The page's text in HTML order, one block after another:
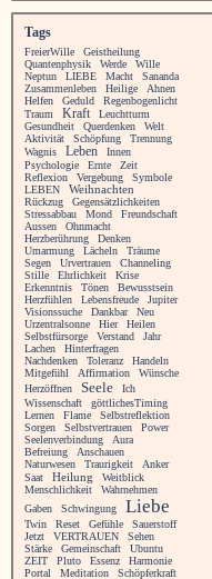
Tags
FreierWille
Geistheilung
Quantenphysik
Werde
Wille
Neptun
LIEBE Macht
Sananda
Zusammenleben
Heilige
Ahnen
Helfen
Geduld
Regenbogenlicht
Traum
Kraft
Leuchtturm
Gesundheit
Querdenken
Welt
Aktivität
Schöpfung
Trennung
Wagnis
Leben
Innen
Psychologie
Ernte
Zeit
Reflexion
Vergebung
Symbole
LEBEN
Weihnachten
Rückzug
Gegensätzlichkeiten
Stressabbau
Mond
Freundschaft
Aussen
Ohnmacht
Herzberührung
Denken
Umarmung
Lächeln
Träume
Segen
Urvertrauen
Channeling
Stille
Ehrlichkeit
Krise
Erkenntnis
Tönen
Bewusstsein
Herzfühlen
Lebensfreude
Jupiter
Visionssuche
Dankbar
Neu
Urzentralsonne
Hier
Heilen
Selbstfürsorge
Verstand
Jahr
Lachen
Hinterfragen
Nachdenken
Toleranz
Handeln
Mitgefühl
Affirmation
Wünsche
Herzöffnen
Seele
Ich
Wissenschaft
göttlichesTiming
Lernen
Flame
Selbstreflektion
Sorgen
Selbstvertrauen
Power
Seelenverbindung
Aura
Befreiung
Anschauen
Naturwesen
Traurigkeit
Anker
Saat
Heilung
Weitblick
Menschlichkeit
Wahrnehmen
Gaben
Schwingung Liebe
Twin Reset Gefühle
Sauerstoff
Jetzt
VERTRAUEN
Sehen
Stärke
Gemeinschaft
Ubuntu
ZEIT
Pluto Essenz
Harmonie
Portal
Meditation
Schöpferkraft